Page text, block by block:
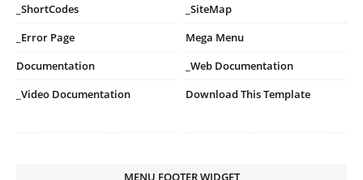
_ShortCodes
_SiteMap
_Error Page
Mega Menu
Documentation
_Web Documentation
_Video Documentation
Download This Template
MENU FOOTER WIDGET